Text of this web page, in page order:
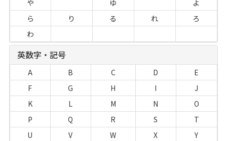
や
ゆ
よ
ら
り る れ
ろ
わ
英数字・記号
A B C D
E
F
G H I
J
K
L M N
O
P
Q R S
T
U
V W X
Y